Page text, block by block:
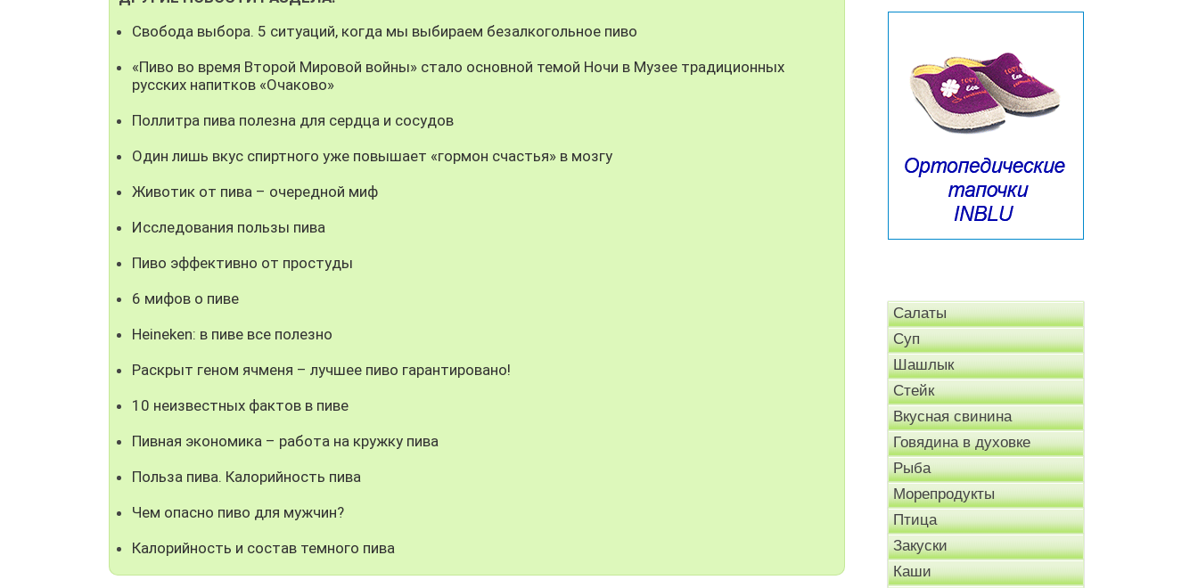
Свобода выбора. 5 ситуаций, когда мы выбираем безалкогольное пиво
«Пиво во время Второй Мировой войны» стало основной темой Ночи в Музее традиционных
русских напитков «Очаково»
Поллитра пива полезна для сердца и сосудов
Один лишь вкус спиртного уже повышает «гормон счастья» в мозгу
Животик от пива – очередной миф
Исследования пользы пива
Пиво эффективно от простуды
6 мифов о пиве
Heineken: в пиве все полезно
Раскрыт геном ячменя – лучшее пиво гарантировано!
10 неизвестных фактов в пиве
Пивная экономика – работа на кружку пива
Польза пива. Калорийность пива
Чем опасно пиво для мужчин?
Калорийность и состав темного пива
Салаты
Суп
Шашлык
Стейк
Вкусная свинина
Говядина в духовке
Рыба
Морепродукты
Птица
Закуски
Каши